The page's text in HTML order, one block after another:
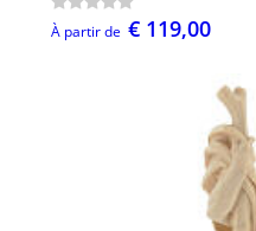
À partir de € 119,00